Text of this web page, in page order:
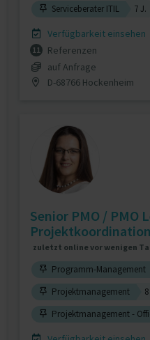
Serviceberater ITIL
7 J.
Verfügbarkeit einsehen
11
Referenzen
auf Anfrage
D-68766 Hockenheim
Senior PMO / PMO
zuletzt online vor wenigen
Programm-Management
Projektmanagement
Projektmanagement -